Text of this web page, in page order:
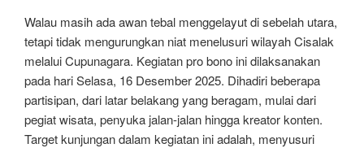
Walau masih ada awan tebal menggelayut di sebelah utara,
tetapi tidak mengurungkan niat menelusuri wilayah Cisalak
melalui Cupunagara. Kegiatan pro bono ini dilaksanakan
pada hari Selasa, 16 Desember 2025. Dihadiri beberapa
partisipan, dari latar belakang yang beragam, mulai dari
pegiat wisata, penyuka jalan-jalan hingga kreator konten.
Target kunjungan dalam kegiatan ini adalah, menyusuri